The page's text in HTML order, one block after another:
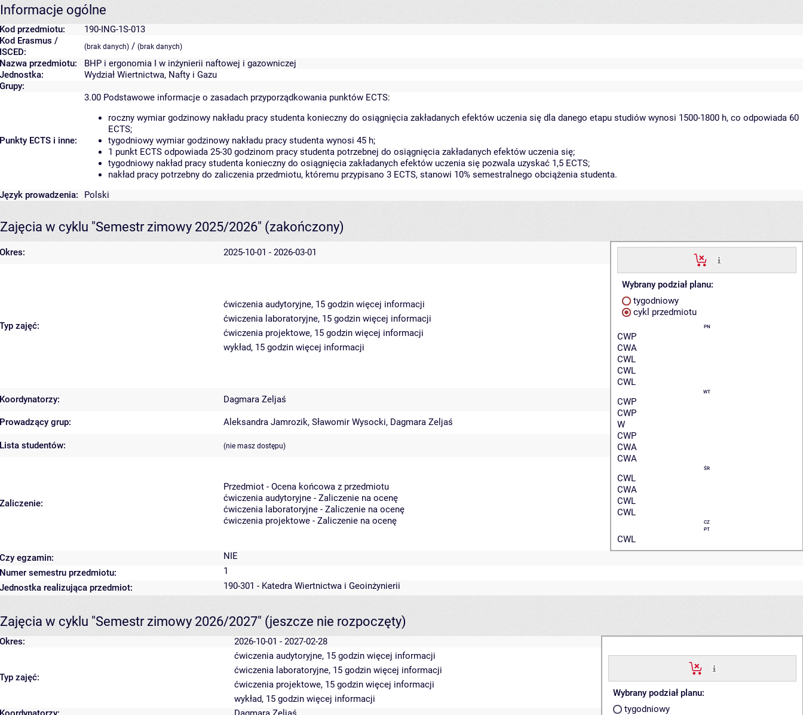
Informacje ogólne
Kod przedmiotu:
190-ING-1S-013
Kod Erasmus /
ISCED:
(brak danych) / (brak danych)
Nazwa przedmiotu:
BHP i ergonomia I w inżynierii naftowej i gazowniczej
Jednostka:
Wydział Wiertnictwa, Nafty i Gazu
Grupy:
Punkty ECTS i inne:
3.00 Podstawowe informacje o zasadach przyporządkowania punktów ECTS:
roczny wymiar godzinowy nakładu pracy studenta konieczny do osiągnięcia zakładanych efektów uczenia się dla danego etapu studiów wynosi 1500-1800 h, co odpowiada 60
ECTS;
tygodniowy wymiar godzinowy nakładu pracy studenta wynosi 45 h;
1 punkt ECTS odpowiada 25-30 godzinom pracy studenta potrzebnej do osiągnięcia zakładanych efektów uczenia się;
tygodniowy nakład pracy studenta konieczny do osiągnięcia zakładanych efektów uczenia się pozwala uzyskać 1,5 ECTS;
nakład pracy potrzebny do zaliczenia przedmiotu, któremu przypisano 3 ECTS, stanowi 10% semestralnego obciążenia studenta.
Język prowadzenia:
Polski
Zajęcia w cyklu "Semestr zimowy 2025/2026" (zakończony)
Okres: 2025-10-01 - 2026-03-01
Wybrany podział planu:
tygodniowy
cykl przedmiotu
PN
CWP
CWA
CWL
CWL
CWL
WT
CWP
CWP
W
CWP
CWA
CWA
ŚR
CWL
CWA
CWL
CWL
CZ
PT
CWL
Typ zajęć:
ćwiczenia audytoryjne, 15 godzin więcej informacji
ćwiczenia laboratoryjne, 15 godzin więcej informacji
ćwiczenia projektowe, 15 godzin więcej informacji
wykład, 15 godzin więcej informacji
Koordynatorzy: Dagmara Zeljaś
Prowadzący grup: Aleksandra Jamrozik, Sławomir Wysocki, Dagmara Zeljaś
Lista studentów: (nie masz dostępu)
Zaliczenie:
Przedmiot - Ocena końcowa z przedmiotu
ćwiczenia audytoryjne - Zaliczenie na ocenę
ćwiczenia laboratoryjne - Zaliczenie na ocenę
ćwiczenia projektowe - Zaliczenie na ocenę
Czy egzamin:
NIE
Numer semestru przedmiotu:
1
Jednostka realizująca przedmiot:
190-301 - Katedra Wiertnictwa i Geoinżynierii
Zajęcia w cyklu "Semestr zimowy 2026/2027" (jeszcze nie rozpoczęty)
Okres: 2026-10-01 - 2027-02-28
Wybrany podział planu:
tygodniowy
Typ zajęć:
ćwiczenia audytoryjne, 15 godzin więcej informacji
ćwiczenia laboratoryjne, 15 godzin więcej informacji
ćwiczenia projektowe, 15 godzin więcej informacji
wykład, 15 godzin więcej informacji